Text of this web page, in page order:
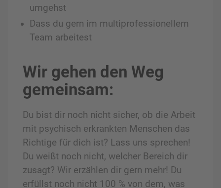
umgehst
Dass du gern im multiprofessionellem
Team arbeitest
Wir gehen den Weg
gemeinsam:
Du bist dir noch nicht sicher, ob die Arbeit
mit psychisch erkrankten Menschen das
Richtige für dich ist? Lass uns sprechen!
Du weißt noch nicht, welcher Bereich dir
zusagt? Wir erzählen dir gern mehr! Du
erfüllst noch nicht 100 % von dem, was